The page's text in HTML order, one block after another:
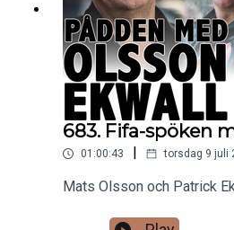
683. Fifa-spöken
01:00:43 torsdag 9 juli
Mats Olsson och Patrick